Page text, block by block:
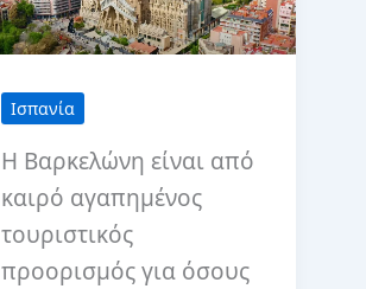
Ισπανία
Η Βαρκελώνη είναι από
καιρό αγαπημένος
τουριστικός
προορισμός για όσους